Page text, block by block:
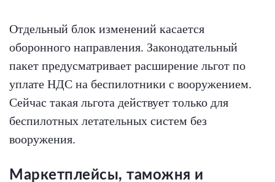
Отдельный блок изменений касается
оборонного направления. Законодательный
пакет предусматривает расширение льгот по
уплате НДС на беспилотники с вооружением.
Сейчас такая льгота действует только для
беспилотных летательных систем без
вооружения.
Маркетплейсы, таможня и